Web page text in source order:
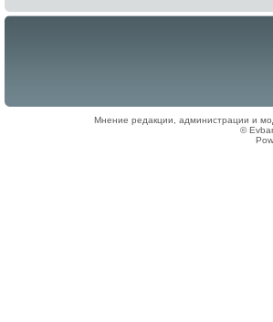
Мнение редакции, администрации и
©